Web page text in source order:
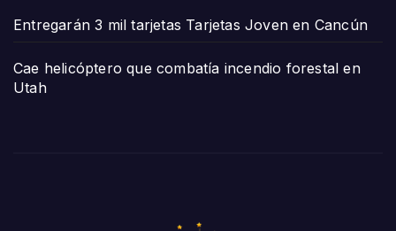
Entregarán 3 mil tarjetas Tarjetas Joven en Cancún
Cae helicóptero que combatía incendio forestal en
Utah